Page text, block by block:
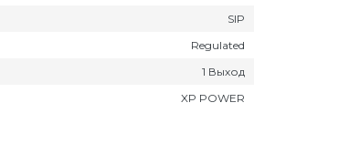
SIP
Regulated
1 Выход
XP POWER